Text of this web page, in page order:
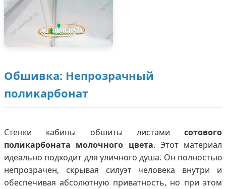
Обшивка: Непрозрачный
поликарбонат
Стенки кабины обшиты листами сотового
поликарбоната молочного цвета. Этот материал
идеально подходит для уличного душа. Он полностью
непрозрачен, скрывая силуэт человека внутри и
обеспечивая абсолютную приватность, но при этом